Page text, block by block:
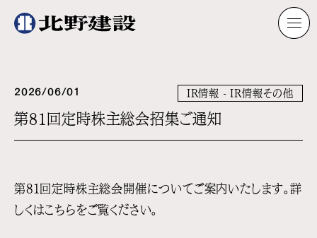
第81回定時株主総会招集ご通知
2026/06/01 IR情報 - IR情報その他
第81回定時株主総会開催についてご案内いたします。詳
しくはこちらをご覧ください。